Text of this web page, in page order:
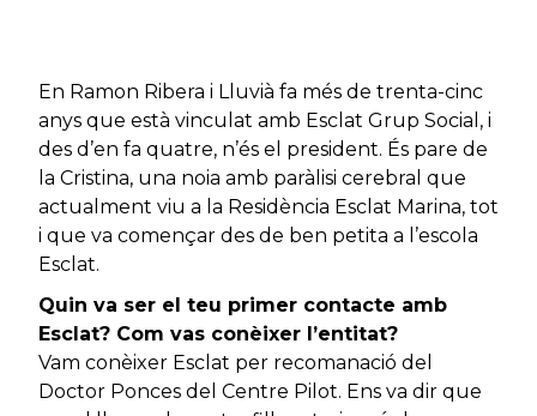
En Ramon Ribera i Lluvià fa més de trenta-cinc
anys que està vinculat amb Esclat Grup Social, i
des d’en fa quatre, n’és el president. És pare de
la Cristina, una noia amb paràlisi cerebral que
actualment viu a la Residència Esclat Marina, tot
i que va començar des de ben petita a l’escola
Esclat.
Quin va ser el teu primer contacte amb
Esclat? Com vas conèixer l’entitat?
Vam conèixer Esclat per recomanació del
Doctor Ponces del Centre Pilot. Ens va dir que